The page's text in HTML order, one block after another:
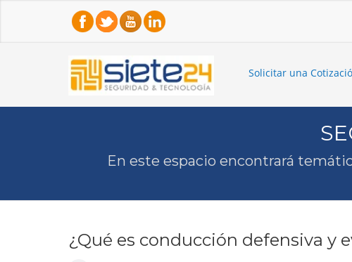
Solicitar una
En este espacio encontrará
¿Qué es conducción defensiva y